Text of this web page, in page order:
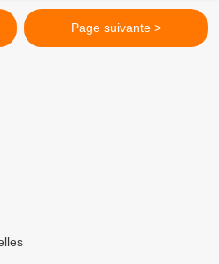
Page suivante >